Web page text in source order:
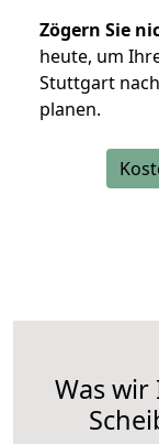
Zögern Sie
heute, um
Stuttgart
planen.
Was